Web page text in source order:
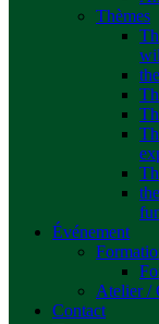
Thèmes
Événement
Atelier /
Contact